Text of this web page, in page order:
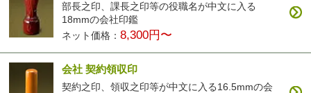
部長之印、課長之印等の役職名が中文に入る
18mmの会社印鑑
ネット価格：8,300円〜
会社 契約領収印
契約之印、領収之印等が中文に入る16.5mmの会